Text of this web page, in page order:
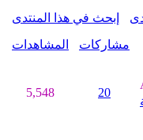
إبحث في هذا المنتدى
مشاركات
المشاهدات
20
5,548